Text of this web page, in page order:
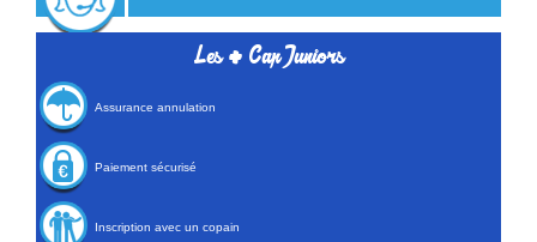
Les+Cap Juniors
Assurance annulation
Paiement sécurisé
Inscription avec un copain